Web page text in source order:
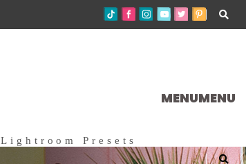
MENUMENU
Lightroom Presets